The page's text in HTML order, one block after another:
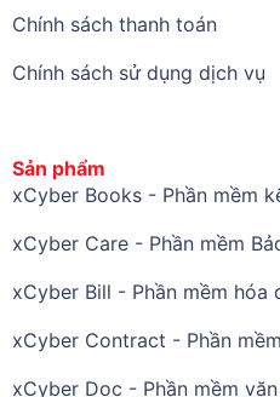
Chính sách thanh toán
Chính sách sử dụng dịch vụ
Sản phẩm
xCyber Books - Phần mềm
xCyber Care - Phần mềm
xCyber Bill - Phần mềm hóa
xCyber Contract - Phần
xCyber Doc - Phần mềm